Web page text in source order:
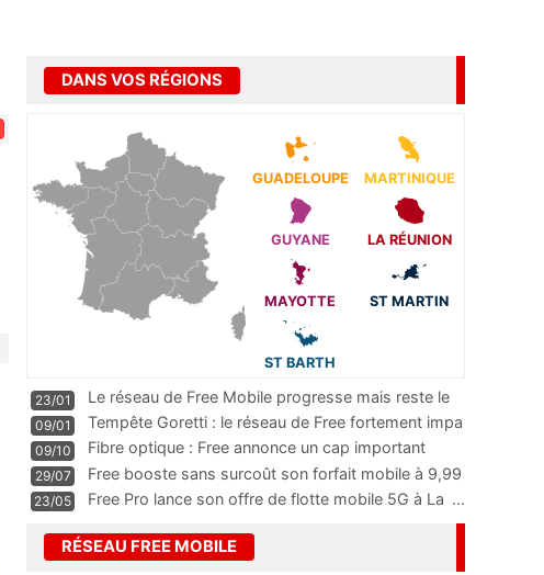
DANS VOS RÉGIONS
GUADELOUPE MARTINIQUE
GUYANE LA RÉUNION
MAYOTTE ST MARTIN
ST BARTH
23/01
Le réseau de Free Mobile progresse mais reste le
m
...
09/01
Tempête Goretti : le réseau de Free fortement impa
09/10
Fibre optique : Free annonce un cap important
pass
...
29/07
Free booste sans surcoût son forfait mobile à 9,99
23/05 Free Pro lance son offre de flotte mobile 5G à La ...
RÉSEAU FREE MOBILE